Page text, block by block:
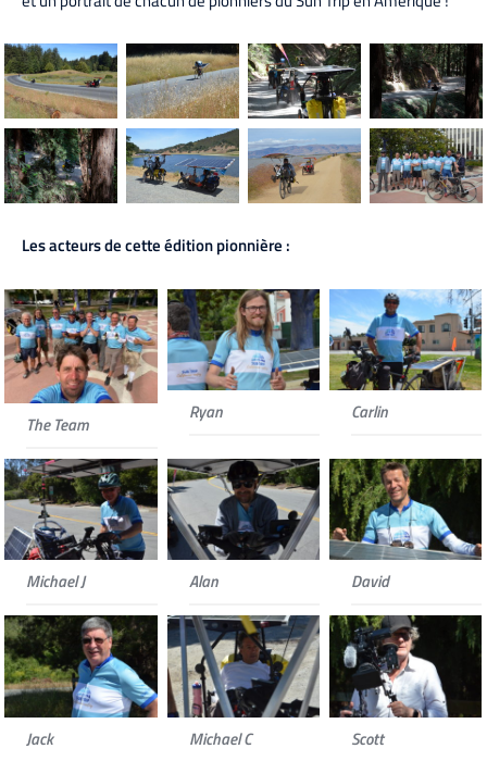
Les acteurs de cette édition pionnière :
The Team
Ryan Carlin
Michael J Alan David
Jack Michael C Scott